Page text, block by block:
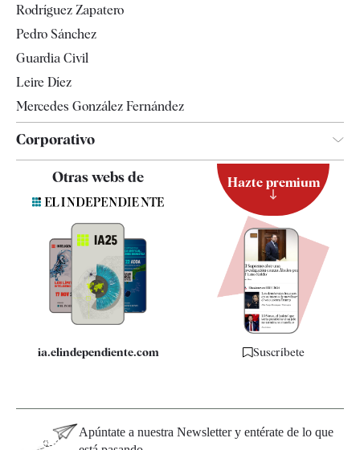
Televisión
Rodríguez Zapatero
Pedro Sánchez
Guardia Civil
Leire Díez
Mercedes González Fernández
Corporativo
Contacto
Quiénes somos
Especificaciones
Otras webs de
ia.elindependiente.com
Hazte premium
Suscríbete
Apúntate a nuestra Newsletter y entérate de lo que